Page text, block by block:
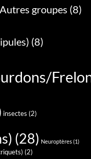
Autres groupes (8)
(8)
insectes (2)
(28) Neuroptères(1)
(2)